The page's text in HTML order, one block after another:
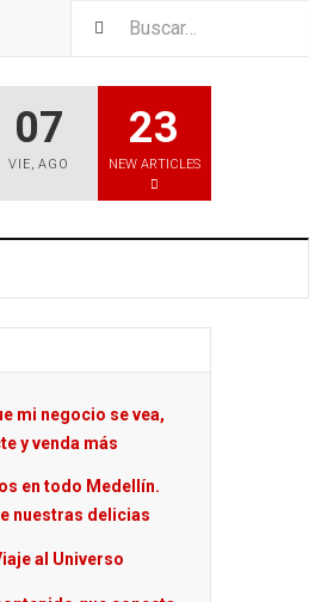
07
VIE,AGO
23
NEW ARTICLES